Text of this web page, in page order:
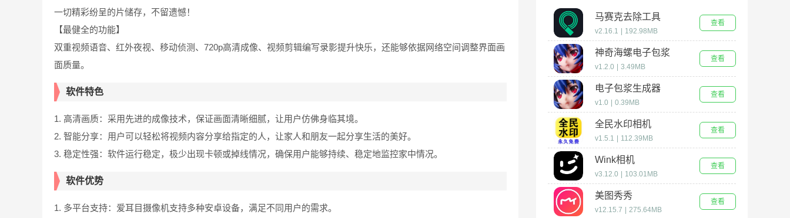
一切精彩纷呈的片储存，不留遗憾！
【最健全的功能】
双重视频语音、红外夜视、移动侦测、720p高清成像、视频剪辑编写录影提升快乐，还能够依据网络空间调整界面画
面质量。
软件特色
1. 高清画质：采用先进的成像技术，保证画面清晰细腻，让用户仿佛身临其境。
2. 智能分享：用户可以轻松将视频内容分享给指定的人，让家人和朋友一起分享生活的美好。
3. 稳定性强：软件运行稳定，极少出现卡顿或掉线情况，确保用户能够持续、稳定地监控家中情况。
软件优势
1. 多平台支持：爱耳目摄像机支持多种安卓设备，满足不同用户的需求。
马赛克去除工具
v2.16.1 192.98MB
查看
神奇海螺电子包浆
v1.2.0 3.49MB
查看
电子包浆生成器
v1.0 0.39MB
查看
全民水印相机
v1.5.1 112.39MB
查看
Wink相机
v3.12.0 103.01MB
查看
美图秀秀
v12.15.7 275.64MB
查看